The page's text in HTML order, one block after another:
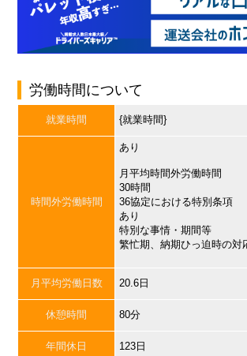
労働時間について
就業時間 {就業時間}
時間外労働時間
あり
月平均時間外労働時間
30時間
36協定における特別条項
あり
特別な事情・期間等
繁忙期、納期ひっ迫時の対
月平均労働日数 20.6日
休憩時間 80分
年間休日 123日